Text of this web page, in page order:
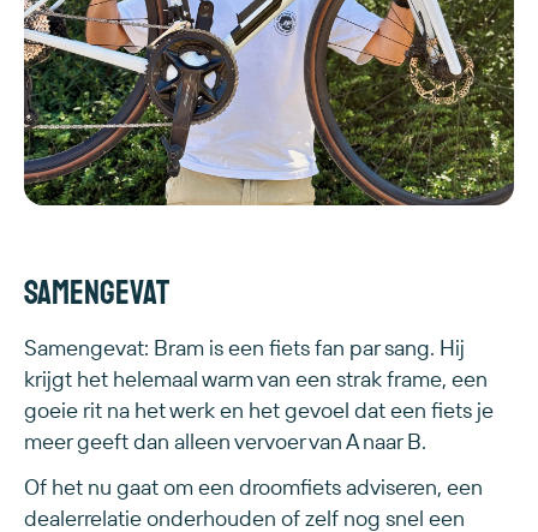
Samengevat
Samengevat: Bram is een fiets fan par sang. Hij
krijgt het helemaal warm van een strak frame, een
goeie rit na het werk en het gevoel dat een fiets je
meer geeft dan alleen vervoer van A naar B.
Of het nu gaat om een droomfiets adviseren, een
dealerrelatie onderhouden of zelf nog snel een